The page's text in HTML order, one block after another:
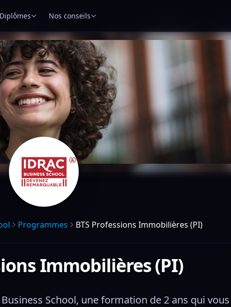
Diplômes Nos conseils
Programmes BTS Professions Immobilières (PI)
Immobilières (PI)
School, une formation de 2 ans qui